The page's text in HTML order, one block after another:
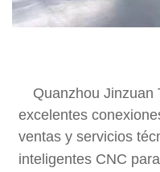
Quanzhou Jinzuan
excelentes
ventas y servicios
inteligentes CNC